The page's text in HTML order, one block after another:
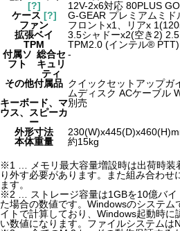
[?]
12V-2x6対応 80PLUS
ケース [?]
G-GEAR プレミアムミ
ファン
フロントx1、リアx
拡張ベイ
3.5シャドーx2(空き2)
TPM
TPM2.0 (インテル® PTT)
付属ソ
フト
総合セ
キュリ
ティ
-
その他付属品 クイックセットアップガ
ムディスク ACケーブル
キーボード、マ
ウス、スピーカ
ー
別売
外形寸法
本体重量
約15kg
※1 … メモリ最大容量増設時は出荷時装
り外す必要があります。また組み合わせ
ます。
※2 … ストレージ容量は1GBを10億バイ
た場合の数値です。Windowsのシステ
イトで計算しており、Windows起動時に
い数値になります。ファイルシステムは